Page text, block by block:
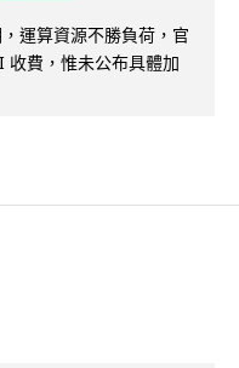
運算資源不勝負荷，官
收費，惟未公布具體加